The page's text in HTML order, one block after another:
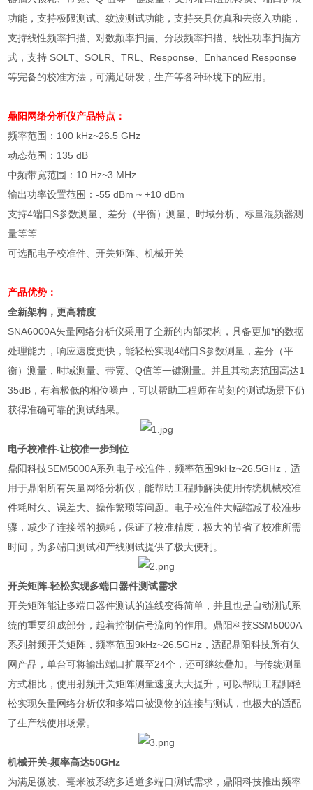
功能，支持极限测试、纹波测试功能，支持夹具仿真和去嵌入功能，
支持线性频率扫描、对数频率扫描、分段频率扫描、线性功率扫描方
式，支持 SOLT、SOLR、TRL、Response、Enhanced Response
等完备的校准方法，可满足研发，生产等各种环境下的应用。
鼎阳网络分析仪产品特点：
频率范围： 100 kHz~26.5 GHz
动态范围： 135 dB
中频带宽范围： 10 Hz~3 MHz
输出功率设置范围：-55 dBm ~ +10 dBm
支持4端口S参数测量、差分（平衡）测量、时域分析、标量混频器测
量等等
可选配电子校准件、开关矩阵、机械开关
产品优势：
全新架构，更高精度
SNA6000A矢量网络分析仪采用了全新的内部架构，具备更加*的数据
处理能力，响应速度更快，能轻松实现4端口S参数测量，差分（平
衡）测量，时域测量、带宽、Q值等一键测量。并且其动态范围高达1
35dB ，有着极低的相位噪声，可以帮助工程师在苛刻的测试场景下仍
获得准确可靠的测试结果。
电子校准件-让校准一步到位
鼎阳科技SEM5000A系列电子校准件，频率范围9kHz~26.5GHz ，适
用于鼎阳所有矢量网络分析仪，能帮助工程师解决使用传统机械校准
件耗时久、误差大、操作繁琐等问题。电子校准件大幅缩减了校准步
骤，减少了连接器的损耗，保证了校准精度，极大的节省了校准所需
时间，为多端口测试和产线测试提供了极大便利。
开关矩阵-轻松实现多端口器件测试需求
开关矩阵能让多端口器件测试的连线变得简单，并且也是自动测试系
统的重要组成部分，起着控制信号流向的作用。鼎阳科技SSM5000A
系列射频开关矩阵，频率范围9kHz~26.5GHz ，适配鼎阳科技所有矢
网产品，单台可将输出端口扩展至24个，还可继续叠加。与传统测量
方式相比，使用射频开关矩阵测量速度大大提升，可以帮助工程师轻
松实现矢量网络分析仪和多端口被测物的连接与测试，也极大的适配
了生产线使用场景。
机械开关-频率高达50GHz
为满足微波、毫米波系统多通道多端口测试需求，鼎阳科技推出频率